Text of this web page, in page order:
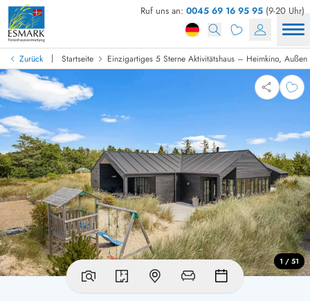
Ruf uns an: 0045 69 16 95 95 (9-20 Uhr)
Zurück | Startseite Einzigartiges 5 Sterne Aktivitätshaus – Heimkino,
1 / 51